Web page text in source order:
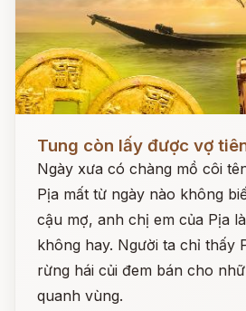
Tung còn lấy được vợ
Ngày xưa có chàng mồ côi
Pịa mất từ ngày nào không
cậu mợ, anh chị em của Pịa
không hay. Người ta chỉ thấy
rừng hái củi đem bán cho
quanh vùng.